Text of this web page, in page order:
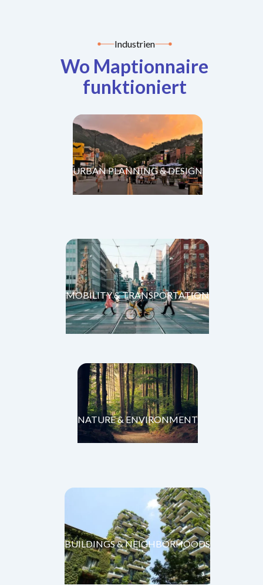
Industrien
Wo Maptionnaire
funktioniert
URBAN PLANNING & DESIGN
MOBILITY & TRANSPORTATION
NATURE & ENVIRONMENT
BUILDINGS & NEIGHBORHOODS